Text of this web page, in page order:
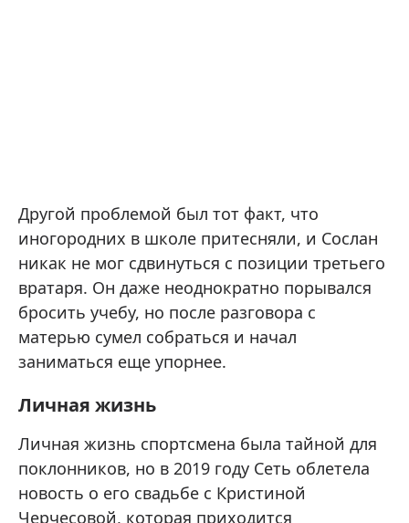
Другой проблемой был тот факт, что
иногородних в школе притесняли, и Сослан
никак не мог сдвинуться с позиции третьего
вратаря. Он даже неоднократно порывался
бросить учебу, но после разговора с
матерью сумел собраться и начал
заниматься еще упорнее.
Личная жизнь
Личная жизнь спортсмена была тайной для
поклонников, но в 2019 году Сеть облетела
новость о его свадьбе с Кристиной
Черчесовой, которая приходится